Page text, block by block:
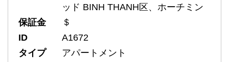
ッド BINH THANH区、ホーチミン
保証金
＄
ID
A1672
タイプ
アパートメント